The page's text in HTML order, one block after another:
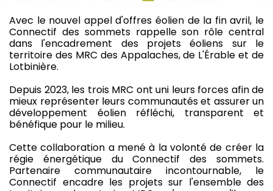
Avec le nouvel appel d'offres éolien de la fin avril, le
Connectif des sommets rappelle son rôle central
dans l'encadrement des projets éoliens sur le
territoire des MRC des Appalaches, de L'Érable et de
Lotbinière.
Depuis 2023, les trois MRC ont uni leurs forces afin de
mieux représenter leurs communautés et assurer un
développement éolien réfléchi, transparent et
bénéfique pour le milieu.
Cette collaboration a mené à la volonté de créer la
régie énergétique du Connectif des sommets.
Partenaire communautaire incontournable, le
Connectif encadre les projets sur l'ensemble des